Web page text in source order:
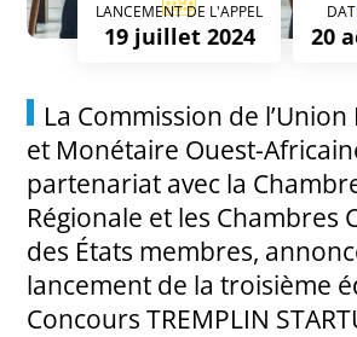
LANCEMENT DE L'APPEL
19 juillet 2024 20
La Commission de
et Monétaire Ouest-
partenariat avec la
Régionale et les Chambres
des États membres,
lancement de la troisième
Concours TREMPLIN